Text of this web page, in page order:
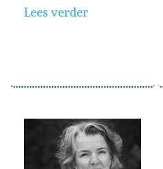
Lees verder